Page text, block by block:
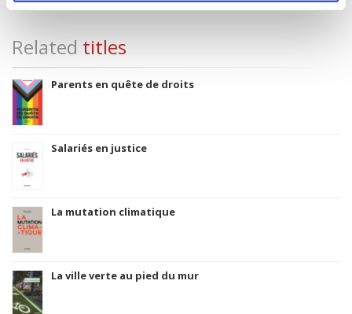
Related titles
Parents en quête de droits
Salariés en justice
La mutation climatique
La ville verte au pied du mur